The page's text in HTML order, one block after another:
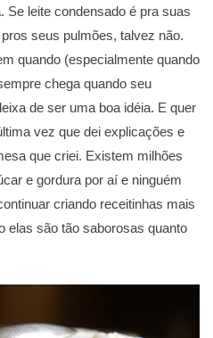
leite condensado é pra suas
seus pulmões, talvez não.
quando (especialmente quando
chega quando seu
de ser uma boa idéia. E quer
vez que dei explicações e
que criei. Existem milhões
e gordura por aí e ninguém
criando receitinhas mais
elas são tão saborosas quanto